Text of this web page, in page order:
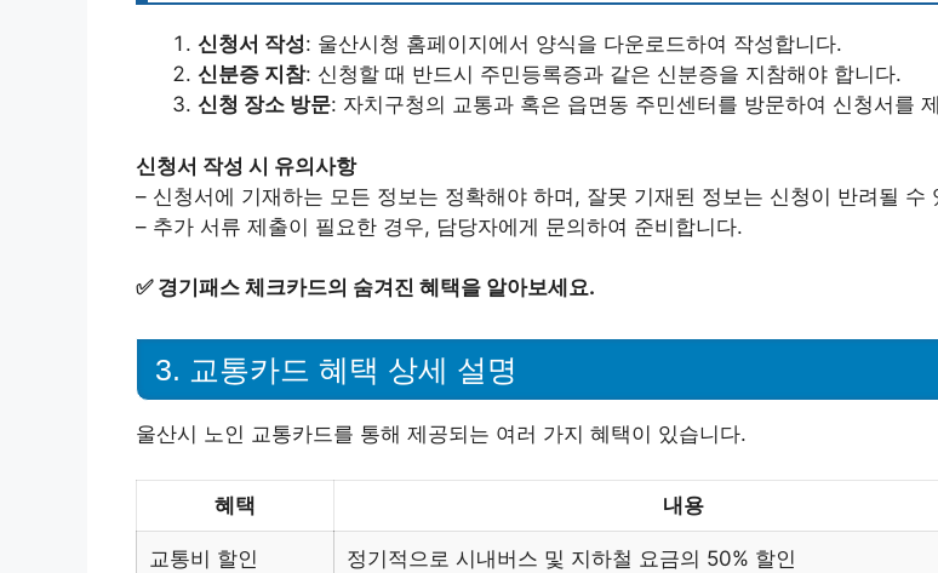
신청서 작성: 울산시청 홈페이지에서 양식을 다운로드하여 작성합니다.
신분증 지참: 신청할 때 반드시 주민등록증과 같은 신분증을 지참해야 합니다.
신청 장소 방문: 자치구청의 교통과 혹은 읍면동 주민센터를 방문하여 신청서를
신청서 작성 시 유의사항
– 신청서에 기재하는 모든 정보는 정확해야 하며, 잘못 기재된 정보는 신청이 반려될 수
– 추가 서류 제출이 필요한 경우, 담당자에게 문의하여 준비합니다.
✅ 경기패스 체크카드의 숨겨진 혜택을 알아보세요.
3. 교통카드 혜택 상세 설명
울산시 노인 교통카드를 통해 제공되는 여러 가지 혜택이 있습니다.
혜택 내용
교통비 할인 정기적으로 시내버스 및 지하철 요금의 50% 할인